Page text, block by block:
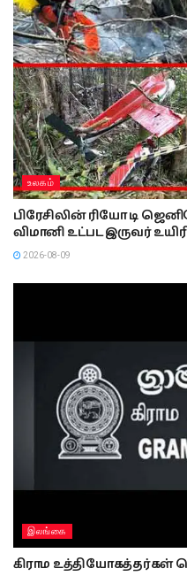
உலகம்
பிரேசிலின் ரியோ டி
விமானி உட்பட இருவர்
2026-08-09
இலங்கை
கிராம உத்தியோகத்தர்கள்